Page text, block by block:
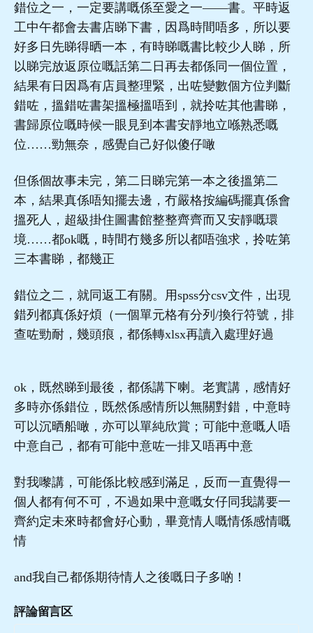
錯位之一，一定要講嘅係至愛之一——書。平時返
工中午都會去書店睇下書，因爲時間唔多，所以要
好多日先睇得晒一本，有時睇嘅書比較少人睇，所
以睇完放返原位嘅話第二日再去都係同一個位置，
結果有日因爲有店員整理緊，出咗變數個方位判斷
錯咗，搵錯咗書架搵極搵唔到，就拎咗其他書睇，
書歸原位嘅時候一眼見到本書安靜地立喺熟悉嘅
位……勁無奈，感覺自己好似傻仔噉
但係個故事未完，第二日睇完第一本之後搵第二
本，結果真係唔知擺去邊，冇嚴格按編碼擺真係會
搵死人，超級掛住圖書館整整齊齊而又安靜嘅環
境……都ok嘅，時間冇幾多所以都唔強求，拎咗第
三本書睇，都幾正
錯位之二，就同返工有關。用spss分csv文件，出現
錯列都真係好煩（一個單元格有分列/換行符號，排
查咗勁耐，幾頭痕，都係轉xlsx再讀入處理好過
ok，既然睇到最後，都係講下喇。老實講，感情好
多時亦係錯位，既然係感情所以無關對錯，中意時
可以沉晒船噉，亦可以單純欣賞；可能中意嘅人唔
中意自己，都有可能中意咗一排又唔再中意
對我嚟講，可能係比較感到滿足，反而一直覺得一
個人都有何不可，不過如果中意嘅女仔同我講要一
齊約定未來時都會好心動，畢竟情人嘅情係感情嘅
情
and我自己都係期待情人之後嘅日子多啲！
評論留言区